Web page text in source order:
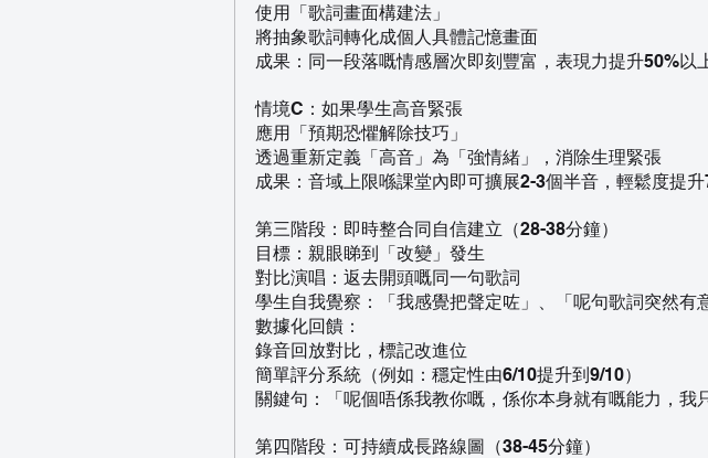
使用「歌詞畫面構建法」
將抽象歌詞轉化成個人具體記憶畫面
成果：同一段落嘅情感層次即刻豐富，表現力提升50%以
情境C：如果學生高音緊張
應用「預期恐懼解除技巧」
透過重新定義「高音」為「強情緒」，消除生理緊張
成果：音域上限喺課堂內即可擴展2-3個半音，輕鬆度提
第三階段：即時整合同自信建立（28-38分鐘）
目標：親眼睇到「改變」發生
對比演唱：返去開頭嘅同一句歌詞
學生自我覺察：「我感覺把聲定咗」、「呢句歌詞突然有
數據化回饋：
錄音回放對比，標記改進位
簡單評分系統（例如：穩定性由6/10提升到9/10）
關鍵句：「呢個唔係我教你嘅，係你本身就有嘅能力，我
第四階段：可持續成長路線圖（38-45分鐘）